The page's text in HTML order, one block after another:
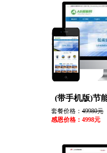
(带手机版)节
套餐价格： 49980元
感恩价格：4998元